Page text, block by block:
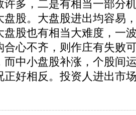
许多，二是有相当一部分
盘股。大盘股进出均容易
盘股也有相当大难度，一
合心不齐，则作庄有失败
而中小盘股补涨，个股间
正好相反。投资人进出市